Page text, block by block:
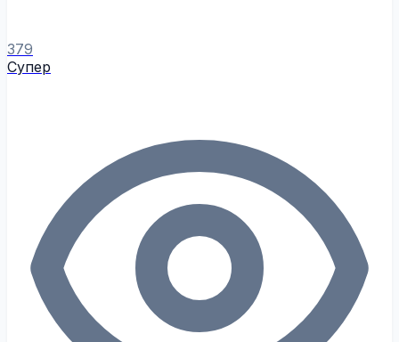
379
Супер